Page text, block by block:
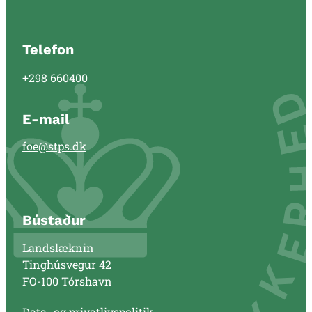
Telefon
+298 660400
E-mail
foe@stps.dk
Bústaður
Landslæknin
Tinghúsvegur 42
FO-100 Tórshavn